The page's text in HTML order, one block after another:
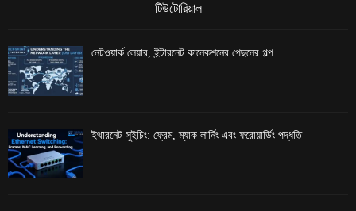
টিউটোরিয়াল
নেটওয়ার্ক লেয়ার, ইন্টারনেট কানেকশনের পেছনের গল্প
ইথারনেট সুইচিং: ফ্রেম, ম্যাক লার্নিং এবং ফরোয়ার্ডিং পদ্ধতি